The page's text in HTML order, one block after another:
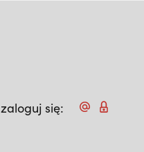
zaloguj się: